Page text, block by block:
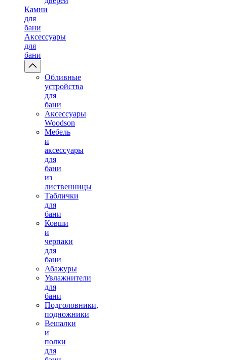
Камни
для
бани
Аксессуары
для
бани
Обливные
устройства
для
бани
Аксессуары
Woodson
Мебель
и
аксессуары
для
бани
из
лиственницы
Таблички
для
бани
Ковши
и
черпаки
для
бани
Абажуры
Увлажнители
для
бани
Подголовники,
подножники
Вешалки
и
полки
для